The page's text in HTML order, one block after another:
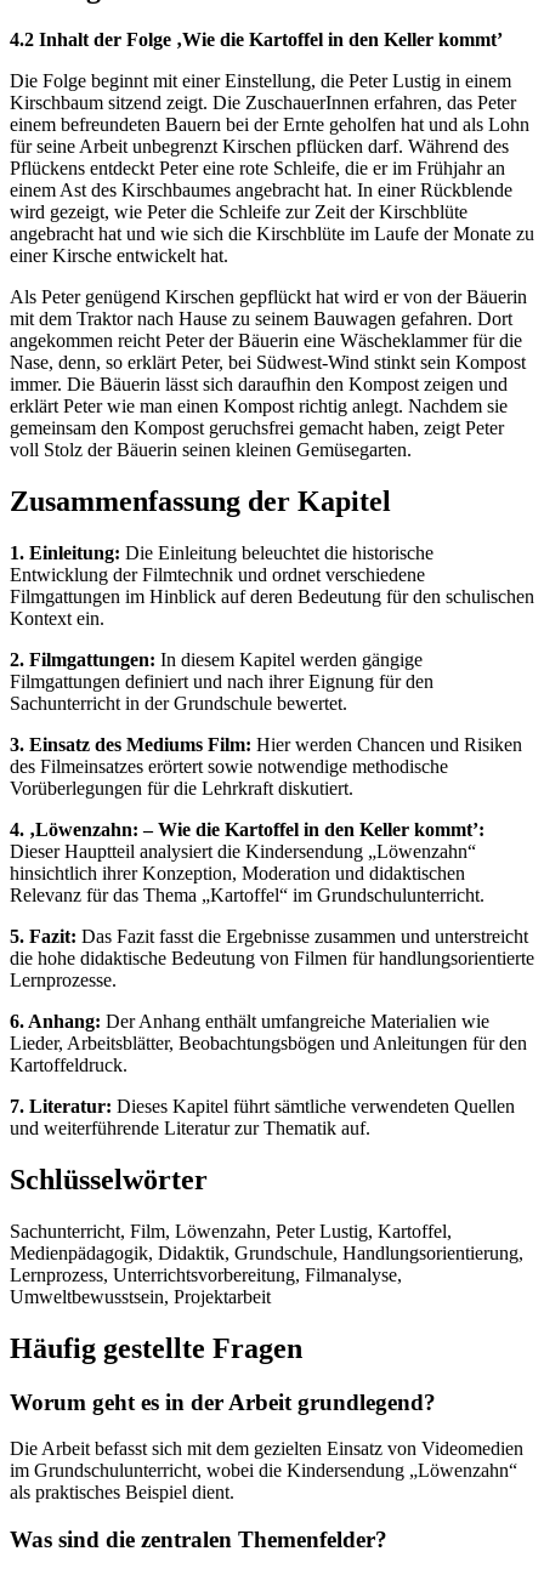
4.2 Inhalt der Folge ‚Wie die Kartoffel in den Keller kommt’
Die Folge beginnt mit einer Einstellung, die Peter Lustig in einem
Kirschbaum sitzend zeigt. Die ZuschauerInnen erfahren, das Peter
einem befreundeten Bauern bei der Ernte geholfen hat und als Lohn
für seine Arbeit unbegrenzt Kirschen pflücken darf. Während des
Pflückens entdeckt Peter eine rote Schleife, die er im Frühjahr an
einem Ast des Kirschbaumes angebracht hat. In einer Rückblende
wird gezeigt, wie Peter die Schleife zur Zeit der Kirschblüte
angebracht hat und wie sich die Kirschblüte im Laufe der Monate zu
einer Kirsche entwickelt hat.
Als Peter genügend Kirschen gepflückt hat wird er von der Bäuerin
mit dem Traktor nach Hause zu seinem Bauwagen gefahren. Dort
angekommen reicht Peter der Bäuerin eine Wäscheklammer für die
Nase, denn, so erklärt Peter, bei Südwest-Wind stinkt sein Kompost
immer. Die Bäuerin lässt sich daraufhin den Kompost zeigen und
erklärt Peter wie man einen Kompost richtig anlegt. Nachdem sie
gemeinsam den Kompost geruchsfrei gemacht haben, zeigt Peter
voll Stolz der Bäuerin seinen kleinen Gemüsegarten.
Zusammenfassung der Kapitel
1. Einleitung: Die Einleitung beleuchtet die historische
Entwicklung der Filmtechnik und ordnet verschiedene
Filmgattungen im Hinblick auf deren Bedeutung für den schulischen
Kontext ein.
2. Filmgattungen: In diesem Kapitel werden gängige
Filmgattungen definiert und nach ihrer Eignung für den
Sachunterricht in der Grundschule bewertet.
3. Einsatz des Mediums Film: Hier werden Chancen und Risiken
des Filmeinsatzes erörtert sowie notwendige methodische
Vorüberlegungen für die Lehrkraft diskutiert.
4. ‚Löwenzahn: – Wie die Kartoffel in den Keller kommt’:
Dieser Hauptteil analysiert die Kindersendung „Löwenzahn“
hinsichtlich ihrer Konzeption, Moderation und didaktischen
Relevanz für das Thema „Kartoffel“ im Grundschulunterricht.
5. Fazit: Das Fazit fasst die Ergebnisse zusammen und unterstreicht
die hohe didaktische Bedeutung von Filmen für handlungsorientierte
Lernprozesse.
6. Anhang: Der Anhang enthält umfangreiche Materialien wie
Lieder, Arbeitsblätter, Beobachtungsbögen und Anleitungen für den
Kartoffeldruck.
7. Literatur: Dieses Kapitel führt sämtliche verwendeten Quellen
und weiterführende Literatur zur Thematik auf.
Schlüsselwörter
Sachunterricht, Film, Löwenzahn, Peter Lustig, Kartoffel,
Medienpädagogik, Didaktik, Grundschule, Handlungsorientierung,
Lernprozess, Unterrichtsvorbereitung, Filmanalyse,
Umweltbewusstsein, Projektarbeit
Häufig gestellte Fragen
Worum geht es in der Arbeit grundlegend?
Die Arbeit befasst sich mit dem gezielten Einsatz von Videomedien
im Grundschulunterricht, wobei die Kindersendung „Löwenzahn“
als praktisches Beispiel dient.
Was sind die zentralen Themenfelder?